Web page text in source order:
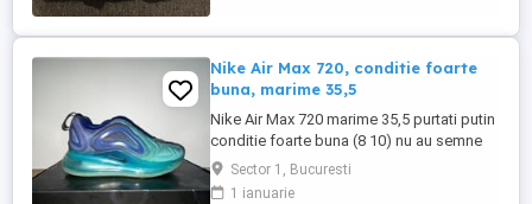
Nike Air Max 720, conditie foarte
buna, marime 35,5
Nike Air Max 720 marime 35,5 purtati putin
conditie foarte buna (8 10) nu au semne
care sa dauneze experientei de purtare
Sector 1, Bucuresti
1 ianuarie